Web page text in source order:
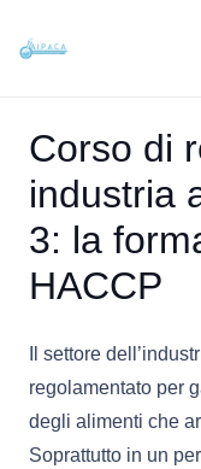
Corso di
industria
3: la
HACCP
Il settore
regolamentato per
degli alimenti che
Soprattutto in un